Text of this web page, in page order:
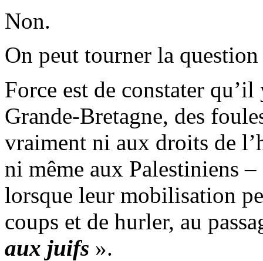
Non.
On peut tourner la
Force est de constater
Grande-Bretagne, des
vraiment ni aux droits de
ni même aux Palestiniens
lorsque leur mobilisation
coups et de hurler, au
aux juifs ».